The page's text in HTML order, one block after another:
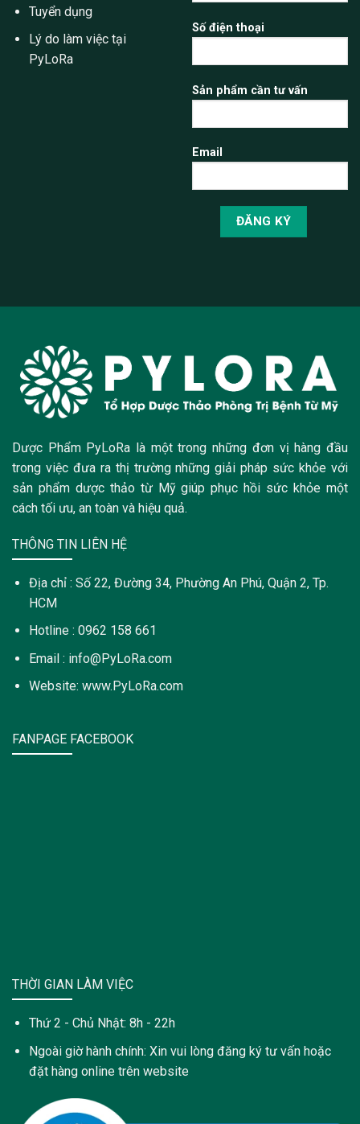
Tuyển dụng
Lý do làm việc tại
PyLoRa
Số điện thoại
Sản phẩm cần tư vấn
Email
Dược Phẩm PyLoRa là một trong những đơn vị hàng đầu
trong việc đưa ra thị trường những giải pháp sức khỏe với
sản phẩm dược thảo từ Mỹ giúp phục hồi sức khỏe một
cách tối ưu, an toàn và hiệu quả.
THÔNG TIN LIÊN HỆ
Địa chỉ : Số 22, Đường 34, Phường An Phú, Quận 2, Tp.
HCM
Hotline : 0962 158 661
Email : info@PyLoRa.com
Website: www.PyLoRa.com
FANPAGE FACEBOOK
THỜI GIAN LÀM VIỆC
Thứ 2 - Chủ Nhật: 8h - 22h
Ngoài giờ hành chính: Xin vui lòng đăng ký tư vấn hoặc
đặt hàng online trên website